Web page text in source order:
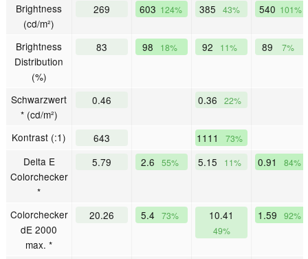
Brightness
(cd/m²)
269 603 124% 385 43% 540 101%
Brightness
Distribution
(%)
83 98 18% 92 11% 89 7%
Schwarzwert
* (cd/m²)
0.46 0.36 22%
Kontrast (:1) 643 1111 73%
Delta E
Colorchecker
*
5.79 2.6 55% 5.15 11% 0.91 84%
Colorchecker
dE 2000
max. *
20.26 5.4 73% 10.41
49%
1.59 92%